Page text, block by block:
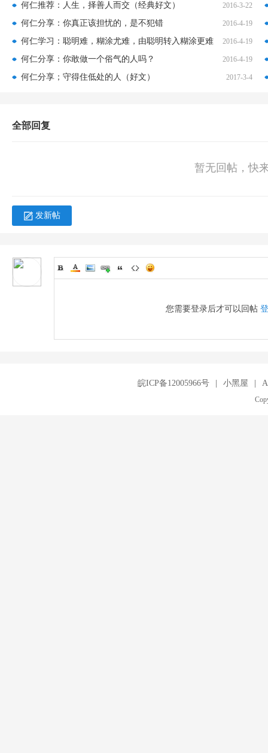
2016-3-22
何仁推荐：人生，择善人而交（经典好文）
2016-4-19
何仁分享：你真正该担忧的，是不犯错
2016-4-19
何仁学习：聪明难，糊涂尤难，由聪明转入糊涂更难
2016-4-19
何仁分享：你敢做一个俗气的人吗？
2017-3-4
何仁分享；守得住低处的人（好文）
全部回复
暂无回帖，快
发新帖
您需要登录后才可以回帖
皖ICP备12005966号 小黑屋